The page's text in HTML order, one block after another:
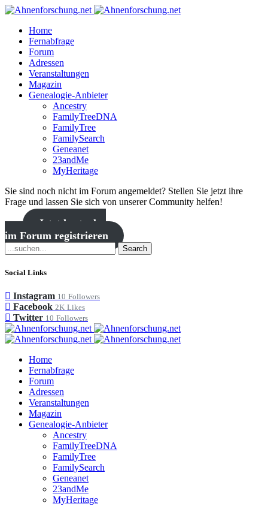
Home
Fernabfrage
Forum
Adressen
Veranstaltungen
Magazin
Genealogie-Anbieter
Ancestry
FamilyTreeDNA
FamilyTree
FamilySearch
Geneanet
23andMe
MyHeritage
Sie sind noch nicht im Forum angemeldet? Stellen Sie jetzt ihre
Frage und lassen Sie sich von unserer Community helfen!
Jetzt kostenlos
im Forum registrieren
Search
Social Links
Instagram 10 Followers
Facebook 2K Likes
Twitter 10 Followers
Home
Fernabfrage
Forum
Adressen
Veranstaltungen
Magazin
Genealogie-Anbieter
Ancestry
FamilyTreeDNA
FamilyTree
FamilySearch
Geneanet
23andMe
MyHeritage